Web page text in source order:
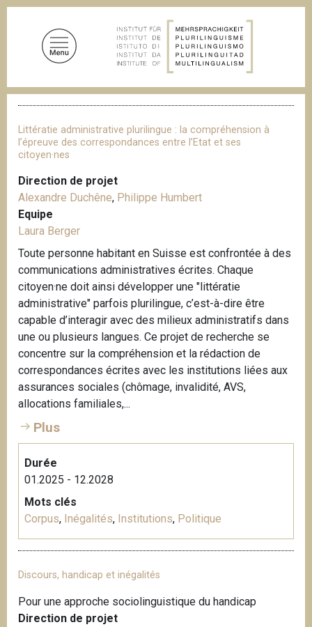
l
d
'
A
i
a
n
Littératie administrative plurilingue : la compréhension à
l’épreuve des correspondances entre l’Etat et ses
citoyen·nes
Direction de projet
Alexandre Duchêne, Philippe Humbert
Equipe
Laura Berger
Toute personne habitant en Suisse est confrontée à des
communications administratives écrites. Chaque
citoyen·ne doit ainsi développer une "littératie
administrative" parfois plurilingue, c’est-à-dire être
capable d’interagir avec des milieux administratifs dans
une ou plusieurs langues. Ce projet de recherche se
concentre sur la compréhension et la rédaction de
correspondances écrites avec les institutions liées aux
assurances sociales (chômage, invalidité, AVS,
allocations familiales,...
Plus
Durée
01.2025 - 12.2028
Mots clés
Corpus, Inégalités, Institutions, Politique
Discours, handicap et inégalités
Pour une approche sociolinguistique du handicap
Direction de projet